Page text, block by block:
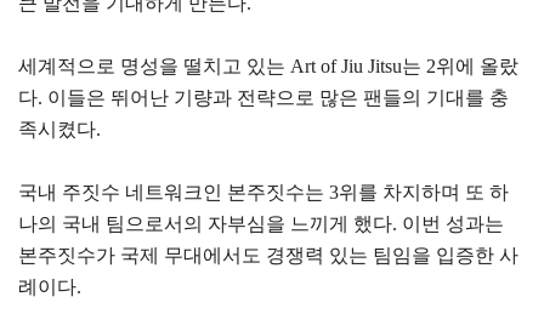
세계적으로 명성을 떨치고 있는 Art of Jiu Jitsu는 2위에 올랐
다. 이들은 뛰어난 기량과 전략으로 많은 팬들의 기대를 충
족시켰다.
국내 주짓수 네트워크인 본주짓수는 3위를 차지하며 또 하
나의 국내 팀으로서의 자부심을 느끼게 했다. 이번 성과는
본주짓수가 국제 무대에서도 경쟁력 있는 팀임을 입증한 사
례이다.